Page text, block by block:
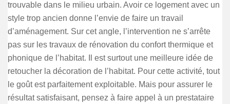
trouvable dans le milieu urbain. Avoir ce logement avec un
style trop ancien donne l’envie de faire un travail
d’aménagement. Sur cet angle, l’intervention ne s’arrête
pas sur les travaux de rénovation du confort thermique et
phonique de l’habitat. Il est surtout une meilleure idée de
retoucher la décoration de l’habitat. Pour cette activité, tout
le goût est parfaitement exploitable. Mais pour assurer le
résultat satisfaisant, pensez à faire appel à un prestataire